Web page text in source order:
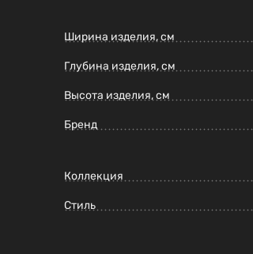
Ширина изделия, см
Глубина изделия, см
Высота изделия, см
Бренд
Коллекция
Стиль